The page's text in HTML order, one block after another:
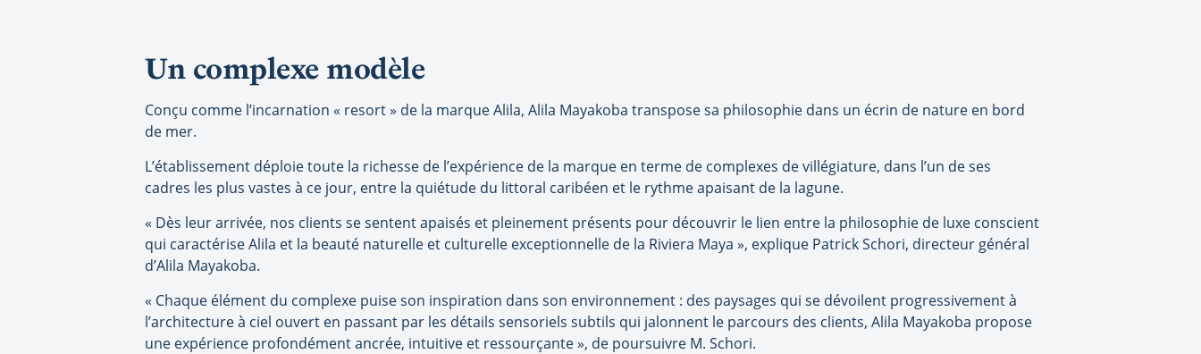
Un complexe modèle
Conçu comme l’incarnation « resort » de la marque Alila, Alila Mayakoba transpose sa philosophie dans un écrin de nature en bord
de mer.
L’établissement déploie toute la richesse de l’expérience de la marque en terme de complexes de villégiature, dans l’un de ses
cadres les plus vastes à ce jour, entre la quiétude du littoral caribéen et le rythme apaisant de la lagune.
« Dès leur arrivée, nos clients se sentent apaisés et pleinement présents pour découvrir le lien entre la philosophie de luxe conscient
qui caractérise Alila et la beauté naturelle et culturelle exceptionnelle de la Riviera Maya », explique Patrick Schori, directeur général
d’Alila Mayakoba.
« Chaque élément du complexe puise son inspiration dans son environnement : des paysages qui se dévoilent progressivement à
l’architecture à ciel ouvert en passant par les détails sensoriels subtils qui jalonnent le parcours des clients, Alila Mayakoba propose
une expérience profondément ancrée, intuitive et ressourçante », de poursuivre M. Schori.